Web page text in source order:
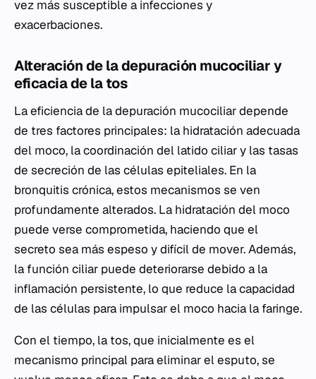
vez más susceptible a infecciones y
exacerbaciones.
Alteración de la depuración mucociliar y
eficacia de la tos
La eficiencia de la depuración mucociliar depende
de tres factores principales: la hidratación adecuada
del moco, la coordinación del latido ciliar y las tasas
de secreción de las células epiteliales. En la
bronquitis crónica, estos mecanismos se ven
profundamente alterados. La hidratación del moco
puede verse comprometida, haciendo que el
secreto sea más espeso y difícil de mover. Además,
la función ciliar puede deteriorarse debido a la
inflamación persistente, lo que reduce la capacidad
de las células para impulsar el moco hacia la faringe.
Con el tiempo, la tos, que inicialmente es el
mecanismo principal para eliminar el esputo, se